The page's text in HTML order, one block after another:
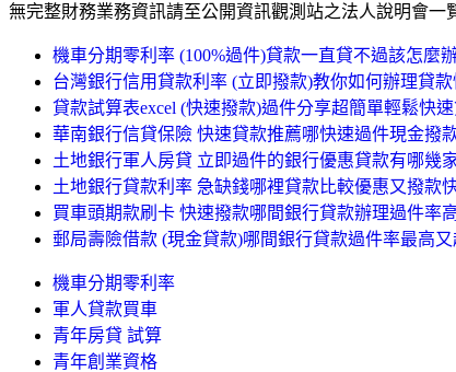
無完整財務業務資訊請至公開資訊觀測站之法人說明會一
機車分期零利率 (100%過件)貸款一直貸不過該怎麼
台灣銀行信用貸款利率 (立即撥款)教你如何辦理貸
貸款試算表excel (快速撥款)過件分享超簡單輕鬆快速
華南銀行信貸保險 快速貸款推薦哪快速過件現金撥
土地銀行軍人房貸 立即過件的銀行優惠貸款有哪幾
土地銀行貸款利率 急缺錢哪裡貸款比較優惠又撥款
買車頭期款刷卡 快速撥款哪間銀行貸款辦理過件率
郵局壽險借款 (現金貸款)哪間銀行貸款過件率最高又
機車分期零利率
軍人貸款買車
青年房貸 試算
青年創業資格